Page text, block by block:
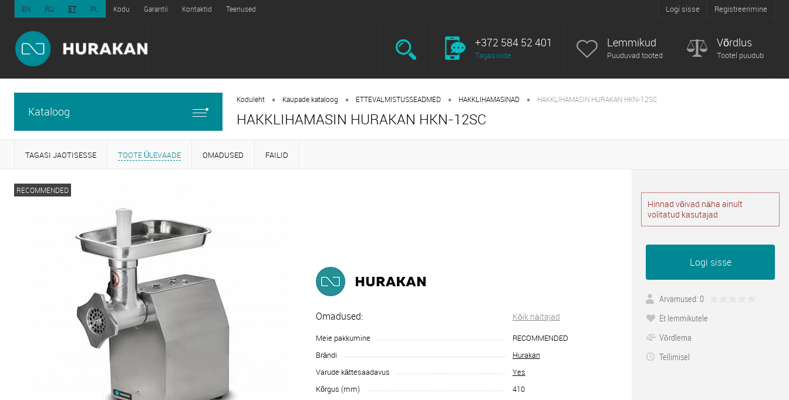
EN RU ET PL Kodu Garantii Kontaktid Teenused Logi sisse Registreerimine
+372 584 52 401
Tagasiside
Lemmikud
Puuduvad tooted
Võrdlus
Tootel puudub
Kataloog
Koduleht • Kaupade kataloog • ETTEVALMISTUSSEADMED • HAKKLIHAMASINAD • HAKKLIHAMASIN HURAKAN HKN-12SC
HAKKLIHAMASIN HURAKAN HKN-12SC
TAGASI JAOTISESSE TOOTE ÜLEVAADE OMADUSED FAILID
RECOMMENDED
Omadused: Kõik näitajad
Meie pakkumine
RECOMMENDED
Brändi
Hurakan
Varude kättesaadavus
Yes
Kõrgus (mm)
410
Hinnad võivad näha ainult
volitatud kasutajad
Logi sisse
Arvamused: 0
Et lemmikutele
Võrdlema
Tellimisel